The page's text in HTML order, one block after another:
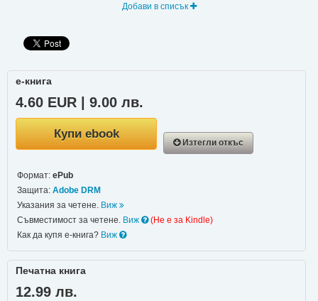
Добави в списък
е-книга
4.60 EUR | 9.00 лв.
Купи ebook
Изтегли откъс
Формат: ePub
Защита: Adobe DRM
Указания за четене. Виж
Съвместимост за четене. Виж
(Не e за Kindle)
Как да купя е-книга? Виж
Печатна книга
12.99 лв.